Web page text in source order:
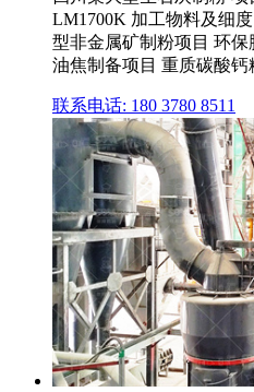
LM1700K 加工物料及细
型非金属矿制粉项目 环
油焦制备项目 重质碳酸钙
联系电话: 180 3780 8511